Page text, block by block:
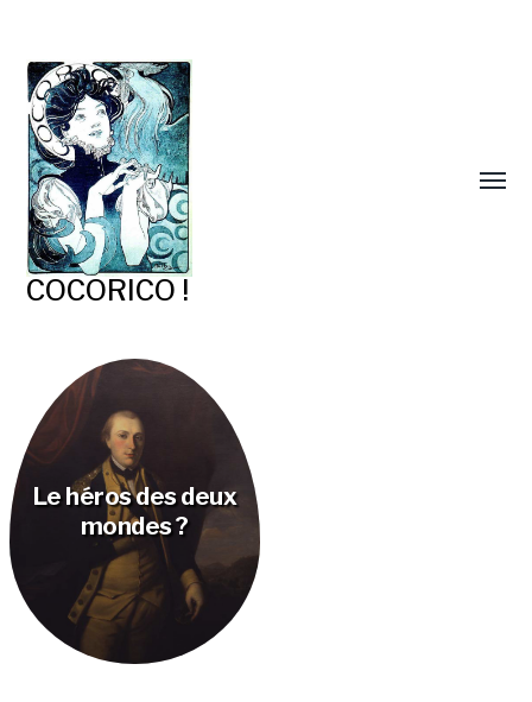
COCORICO !
Le héros des deux
mondes ?